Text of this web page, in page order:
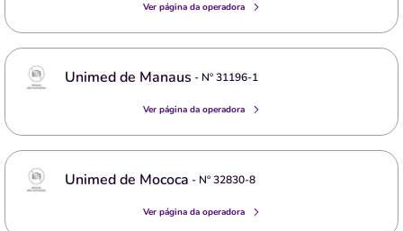
Ver página da operadora
Unimed de Manaus - Nº31196-1
Ver página da operadora
Unimed de Mococa - Nº32830-8
Ver página da operadora